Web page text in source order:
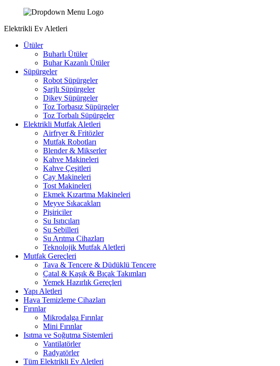
Elektrikli Ev Aletleri
Ütüler
Buharlı Ütüler
Buhar Kazanlı Ütüler
Süpürgeler
Robot Süpürgeler
Şarjlı Süpürgeler
Dikey Süpürgeler
Toz Torbasız Süpürgeler
Toz Torbalı Süpürgeler
Elektrikli Mutfak Aletleri
Airfryer & Fritözler
Mutfak Robotları
Blender & Mikserler
Kahve Makineleri
Kahve Çeşitleri
Çay Makineleri
Tost Makineleri
Ekmek Kızartma Makineleri
Meyve Sıkacakları
Pişiriciler
Su Isıtıcıları
Su Sebilleri
Su Arıtma Cihazları
Teknolojik Mutfak Aletleri
Mutfak Gereçleri
Tava & Tencere & Düdüklü Tencere
Çatal & Kaşık & Bıçak Takımları
Yemek Hazırlık Gereçleri
Yapı Aletleri
Hava Temizleme Cihazları
Fırınlar
Mikrodalga Fırınlar
Mini Fırınlar
Isıtma ve Soğutma Sistemleri
Vantilatörler
Radyatörler
Tüm Elektrikli Ev Aletleri